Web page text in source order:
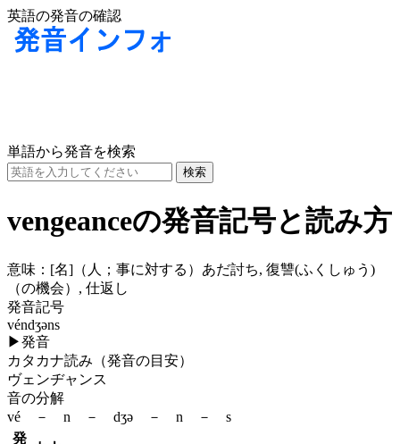
英語の発音の確認
単語から発音を検索
vengeanceの発音記号と読み方
意味： [名] （人；事に対する）あだ討ち, 復讐(ふくしゅう)
（の機会）, 仕返し
発音記号
véndʒəns
▶発音
カタカナ読み（発音の目安）
ヴェンヂャンス
音の分解
vé － n － dʒə － n － s
発